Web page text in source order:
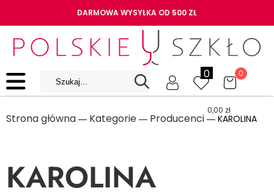
DARMOWA WYSYŁKA OD 500 ZŁ
0 0
0,00 zł
Strona główna ― Kategorie ― Producenci ― KAROLINA
KAROLINA